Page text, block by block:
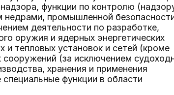
функции по контролю
недрами, промышленной
деятельности по разработке,
оружия и ядерных энергетических
и тепловых установок и сетей (кроме
сооружений (за исключением
хранения и применения
функции в области